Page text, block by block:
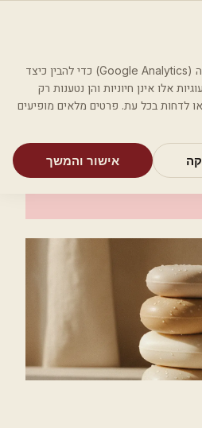
ד"ר אינה סלבצ'בסקיאנו משתמשים בעוגיות אנליטיקה (Google Analytics) כדי להבין כיצד
אלו אינן חיוניות והן נטענות רק
בכל עת. פרטים מלאים מופיעים
אישור והמשך